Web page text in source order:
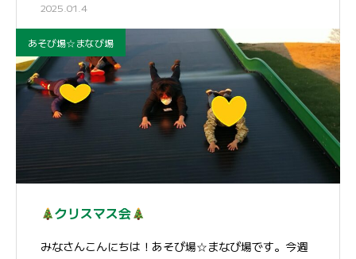
2025.01.4
あそび場☆まなび場
クリスマス会
みなさんこんにちは！あそび場☆まなび場です。今週